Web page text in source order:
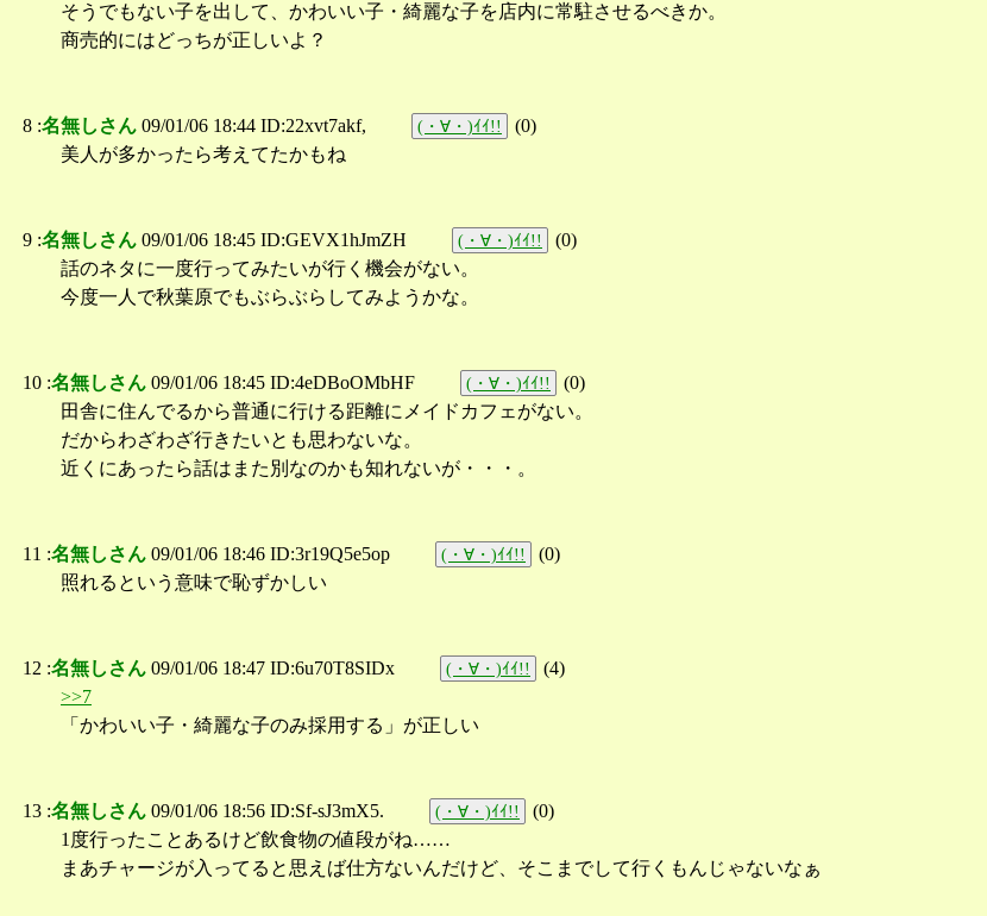
そうでもない子を出して、かわいい子・綺麗な子を店内に常駐させるべきか。
商売的にはどっちが正しいよ？
8 :名無しさん 09/01/06 18:44 ID:22xvt7akf, (・∀・)ｲｲ!! (0)
美人が多かったら考えてたかもね
9 :名無しさん 09/01/06 18:45 ID:GEVX1hJmZH (・∀・)ｲｲ!! (0)
話のネタに一度行ってみたいが行く機会がない。
今度一人で秋葉原でもぶらぶらしてみようかな。
10 :名無しさん 09/01/06 18:45 ID:4eDBoOMbHF (・∀・)ｲｲ!! (0)
田舎に住んでるから普通に行ける距離にメイドカフェがない。
だからわざわざ行きたいとも思わないな。
近くにあったら話はまた別なのかも知れないが・・・。
11 :名無しさん 09/01/06 18:46 ID:3r19Q5e5op (・∀・)ｲｲ!! (0)
照れるという意味で恥ずかしい
12 :名無しさん 09/01/06 18:47 ID:6u70T8SIDx (・∀・)ｲｲ!! (4)
>>7
「かわいい子・綺麗な子のみ採用する」が正しい
13 :名無しさん 09/01/06 18:56 ID:Sf-sJ3mX5. (・∀・)ｲｲ!! (0)
1度行ったことあるけど飲食物の値段がね……
まあチャージが入ってると思えば仕方ないんだけど、そこまでして行くもんじゃないなぁ